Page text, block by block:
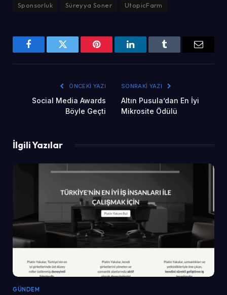
Sponsorluk
Süreyya Soner UtopicFarm
FacebookTwitter Pinterest LinkedInTumblr Email
ÖNCEKI YAZI
Social Media Awards
Böyle Geçti
SONRAKI YAZI
Altın Pusula’dan En İyi
Mikrosite Ödülü
İlgili Yazılar
GÜNDEM